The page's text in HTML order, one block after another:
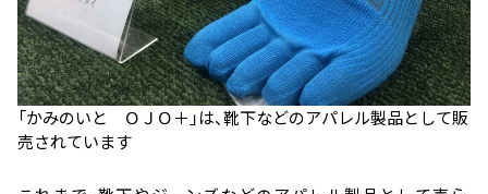
「かみのいと ＯＪＯ＋」は、靴下などのアパレル製品として販
売されています